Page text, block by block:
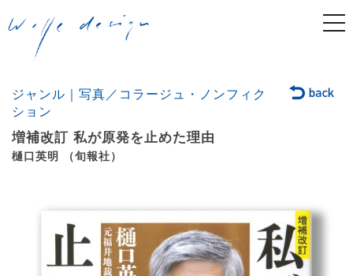
ジャンル｜写真／コラージュ・ノンフィク
ション
増補改訂 私が原発を止めた理由
樋口英明 （旬報社）